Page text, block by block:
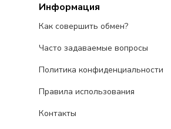
Информация
Как совершить обмен?
Часто задаваемые вопросы
Политика конфиденциальности
Правила использования
Контакты